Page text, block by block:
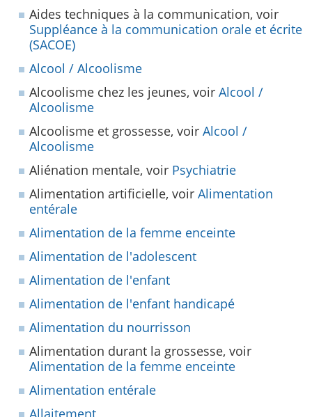
Aides techniques à la communication, voir
Suppléance à la communication orale et écrite
(SACOE)
Alcool / Alcoolisme
Alcoolisme chez les jeunes, voir Alcool /
Alcoolisme
Alcoolisme et grossesse, voir Alcool /
Alcoolisme
Aliénation mentale, voir Psychiatrie
Alimentation artificielle, voir Alimentation
entérale
Alimentation de la femme enceinte
Alimentation de l'adolescent
Alimentation de l'enfant
Alimentation de l'enfant handicapé
Alimentation du nourrisson
Alimentation durant la grossesse, voir
Alimentation de la femme enceinte
Alimentation entérale